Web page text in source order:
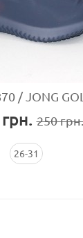
JONG
грн. 250грн.
26-31